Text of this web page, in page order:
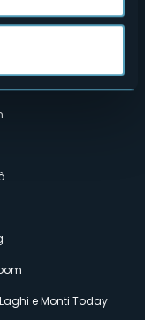
e Monti Today